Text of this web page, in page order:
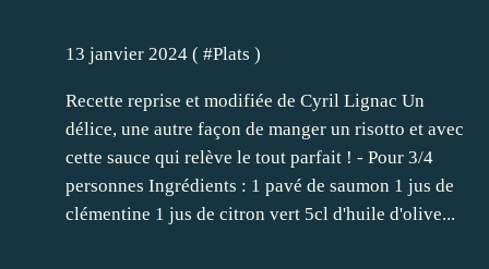
13 janvier 2024 ( #Plats )
Recette reprise et modifiée de Cyril Lignac Un
délice, une autre façon de manger un risotto et avec
cette sauce qui relève le tout parfait ! - Pour 3/4
personnes Ingrédients : 1 pavé de saumon 1 jus de
clémentine 1 jus de citron vert 5cl d'huile d'olive...